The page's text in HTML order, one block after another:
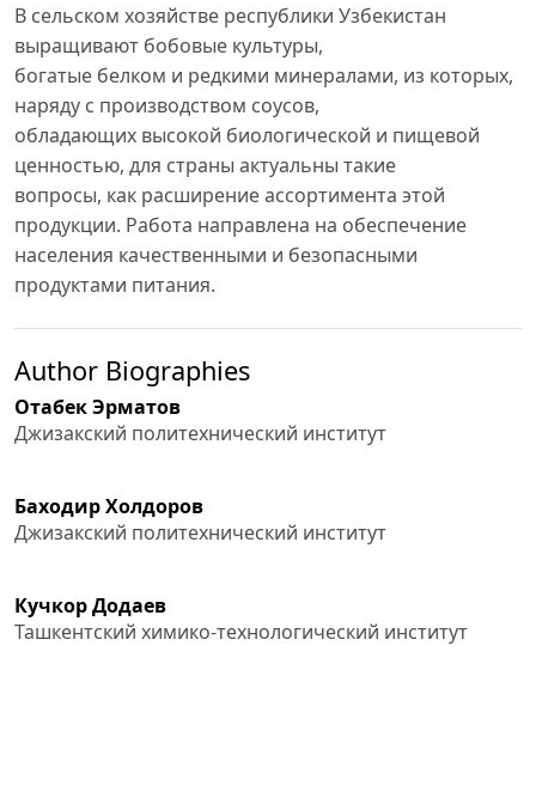
В сельском хозяйстве республики Узбекистан
выращивают бобовые культуры,
богатые белком и редкими минералами, из которых,
наряду с производством соусов,
обладающих высокой биологической и пищевой
ценностью, для страны актуальны такие
вопросы, как расширение ассортимента этой
продукции. Работа направлена на обеспечение
населения качественными и безопасными
продуктами питания.
Author Biographies
Отабек Эрматов
Джизакский политехнический институт
Баходир Холдоров
Джизакский политехнический институт
Кучкор Додаев
Ташкентский химико-технологический институт